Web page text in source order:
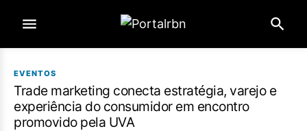
EVENTOS
Trade marketing conecta estratégia, varejo e
experiência do consumidor em encontro
promovido pela UVA